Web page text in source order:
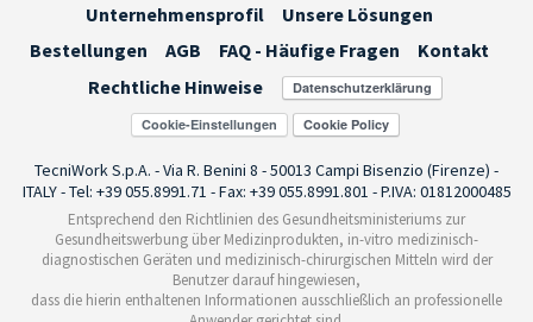
Unternehmensprofil
Unsere Lösungen
Bestellungen
AGB FAQ - Häufige Fragen
Kontakt
Rechtliche Hinweise
Cookie-Einstellungen
TecniWork S.p.A. - Via R. Benini 8 - 50013 Campi Bisenzio (Firenze) -
ITALY - Tel: +39 055.8991.71 - Fax: +39 055.8991.801 - P.IVA: 01812000485
Entsprechend den Richtlinien des Gesundheitsministeriums zur
Gesundheitswerbung über Medizinprodukten, in-vitro medizinisch-
diagnostischen Geräten und medizinisch-chirurgischen Mitteln wird der
Benutzer darauf hingewiesen,
dass die hierin enthaltenen Informationen ausschließlich an professionelle